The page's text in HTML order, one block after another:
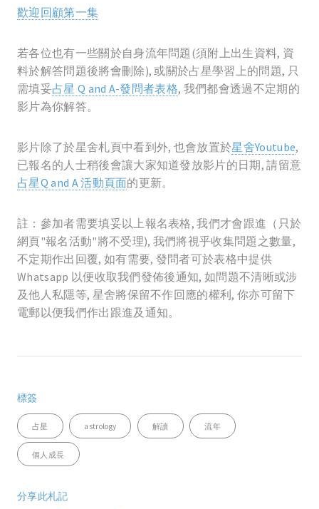
歡迎回顧第一集
若各位也有一些關於自身流年問題(須附上出生資料, 資
料於解答問題後將會刪除), 或關於占星學習上的問題, 只
需填妥占星 Q and A-發問者表格, 我們都會透過不定期的
影片為你解答。
影片除了於星舍札頁中看到外, 也會放置於星舍Youtube,
已報名的人士稍後會讓大家知道發放影片的日期, 請留意
占星Q and A 活動頁面的更新。
註：參加者需要填妥以上報名表格, 我們才會跟進（只於
網頁"報名活動"將不受理), 我們將視乎收集問題之數量,
不定期作出回覆, 如有需要, 發問者可於表格中提供
Whatsapp 以便收取我們發佈後通知, 如問題不清晰或涉
及他人私隱等, 星舍將保留不作回應的權利, 你亦可留下
電郵以便我們作出跟進及通知。
標簽
占星 astrology 解讀 流年
個人成長
分享此札記